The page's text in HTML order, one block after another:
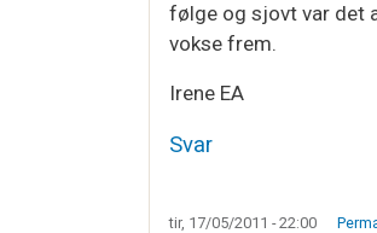
følge og sjovt var det
vokse frem.
Irene EA
Svar
tir, 17/05/2011 - 22:00